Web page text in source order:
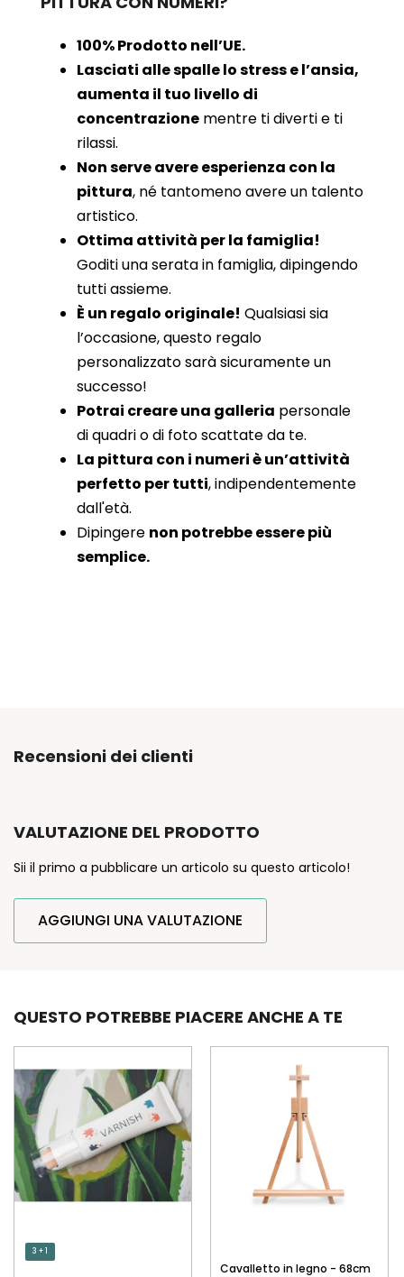
100% Prodotto nell’UE.
Lasciati alle spalle lo stress e l’ansia,
aumenta il tuo livello di
concentrazione mentre ti diverti e ti
rilassi.
Non serve avere esperienza con la
pittura, né tantomeno avere un talento
artistico.
Ottima attività per la famiglia!
Goditi una serata in famiglia, dipingendo
tutti assieme.
È un regalo originale! Qualsiasi sia
l’occasione, questo regalo
personalizzato sarà sicuramente un
successo!
Potrai creare una galleria personale
di quadri o di foto scattate da te.
La pittura con i numeri è un’attività
perfetto per tutti, indipendentemente
dall'età.
Dipingere non potrebbe essere più
semplice.
Recensioni dei clienti
VALUTAZIONE DEL PRODOTTO
Sii il primo a pubblicare un articolo su questo articolo!
AGGIUNGI UNA VALUTAZIONE
QUESTO POTREBBE PIACERE ANCHE A TE
3 + 1
Cavalletto in legno - 68cm